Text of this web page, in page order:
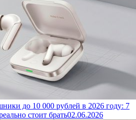
до 10 000 рублей в 2026 году: 7
стоит брать02.06.2026